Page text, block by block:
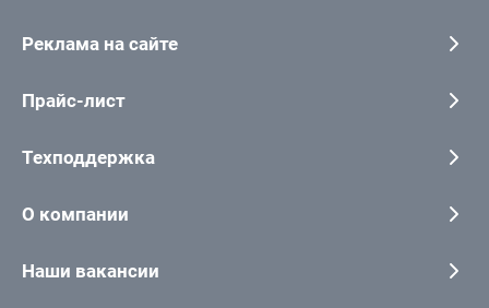
Реклама на сайте
Прайс-лист
Техподдержка
О компании
Наши вакансии